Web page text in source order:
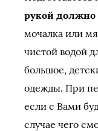
рукой должно
мочалка или
чистой водой
большое,
одежды. При
если с Вами
случае чего